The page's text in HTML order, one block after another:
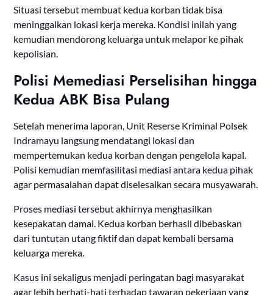
Situasi tersebut membuat kedua korban tidak bisa
meninggalkan lokasi kerja mereka. Kondisi inilah yang
kemudian mendorong keluarga untuk melapor ke pihak
kepolisian.
Polisi Memediasi Perselisihan hingga
Kedua ABK Bisa Pulang
Setelah menerima laporan, Unit Reserse Kriminal Polsek
Indramayu langsung mendatangi lokasi dan
mempertemukan kedua korban dengan pengelola kapal.
Polisi kemudian memfasilitasi mediasi antara kedua pihak
agar permasalahan dapat diselesaikan secara musyawarah.
Proses mediasi tersebut akhirnya menghasilkan
kesepakatan damai. Kedua korban berhasil dibebaskan
dari tuntutan utang fiktif dan dapat kembali bersama
keluarga mereka.
Kasus ini sekaligus menjadi peringatan bagi masyarakat
agar lebih berhati-hati terhadap tawaran pekerjaan yang